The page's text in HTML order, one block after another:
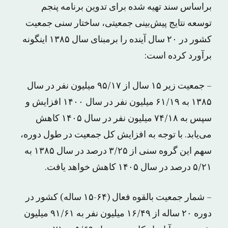
براساس سند تهیه شده برای تدوین برنامه پنجم
توسعه نتایج پیش‌بینی جمعیتی، ساختار سنی جمعیت
کشور در ٢٠ سال آینده را برمبنای سال ١۳٨۵ اینگونه
برآورد کرده است:
– جمعیت زیر ١۵ سال از ۹۵/١۷ میلیون نفر در سال
١۳٨۵ به ۶١/١۹ میلیون نفر در سال ١۴٠٠ افزایش و
سپس به ۷۴/١٨ میلیون نفر در سال ١۴٠۵ کاهش
می‌یابد. با توجه به افزایش کل جمعیت در طول دوره،
سهم این گروه سنی از ۳/٢۵ درصد در سال ١۳٨۵ به
۵/٢١ درصد در سال ١۴٠۵ کاهش خواهد یافت.
– شمار جمعیت بالقوه فعال (۶۴-١۵ ساله) کشور در
دوره ٢٠ ساله از ١۶/۴۹ میلیون نفر به ۹١/۶١ میلیون